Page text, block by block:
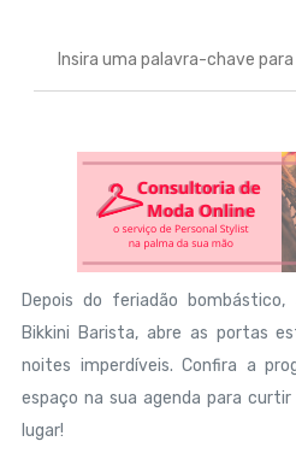
Depois do feriadão
Bikkini Barista, abre as portas
noites imperdíveis. Confira a
espaço na sua agenda para
lugar!